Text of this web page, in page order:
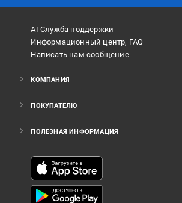
AI Служба поддержки
Информационный центр, FAQ
Написать нам сообщение
КОМПАНИЯ
ПОКУПАТЕЛЮ
ПОЛЕЗНАЯ ИНФОРМАЦИЯ